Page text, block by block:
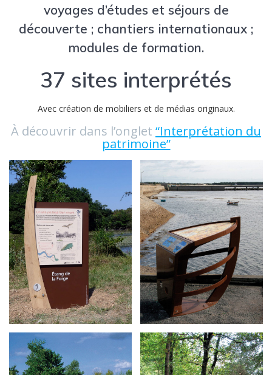
voyages d’études et séjours de
découverte ; chantiers internationaux ;
modules de formation.
37 sites interprétés
Avec création de mobiliers et de médias originaux.
À découvrir dans l’onglet “Interprétation du
patrimoine”